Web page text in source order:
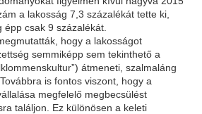
a lakosság 7,3 százalékát tette ki,
csak 9 százalékát.
hogy a lakosságot
semmiképp sem tekinthető a
átmeneti, szalmaláng
is fontos viszont, hogy a
megfelelő megbecsülést
találjon. Ez különösen a keleti